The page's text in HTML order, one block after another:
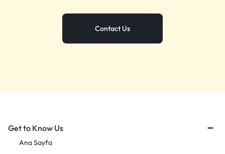
Contact Us
Get to Know Us
Ana Sayfa